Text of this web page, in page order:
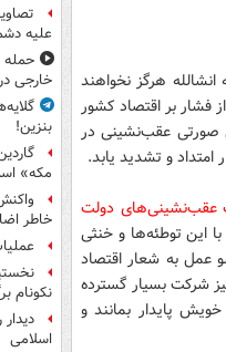
هرگز نخواهند
فشار بر اقتصاد کشور
صورتی عقب‌نشینی در
و تشدید یابد.
عقب‌نشینی‌های دولت
این توطئه‌ها و خنثی
عمل به شعار اقتصاد
شرکت بسیار گسترده
پایدار بمانند و
علیه
خارجی
بنزین!
مکه»
خاطر
نکونام
اسلامی